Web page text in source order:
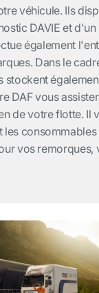
véhicule. Ils
DAVIE et
également
Dans le
stockent
DAF vous
de votre flotte. Il
les
vos remorques,